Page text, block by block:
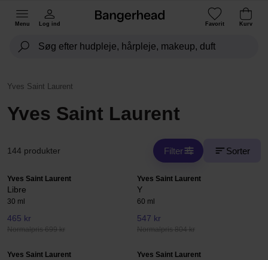
Menu Log ind Favorit Kurv
Yves Saint Laurent
Yves Saint Laurent
144 produkter Filter Sorter
Yves Saint Laurent
Libre
30 ml
465 kr
Normalpris 699 kr
Yves Saint Laurent
Y
60 ml
547 kr
Normalpris 804 kr
Yves Saint Laurent Yves Saint Laurent